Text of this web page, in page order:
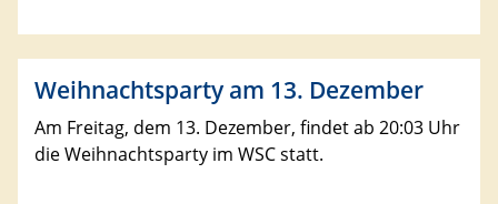
Weihnachtsparty am 13. Dezember
Am Freitag, dem 13. Dezember, findet ab 20:03 Uhr
die Weihnachtsparty im WSC statt.